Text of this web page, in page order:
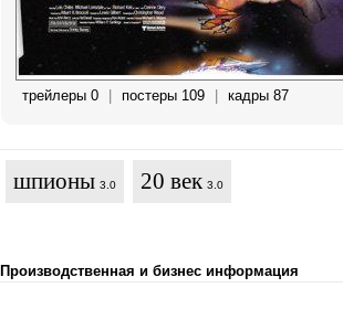
трейлеры 0 постеры 109 кадры 87
шпионы 3.0 20 век 3.0
Производственная и бизнес информация